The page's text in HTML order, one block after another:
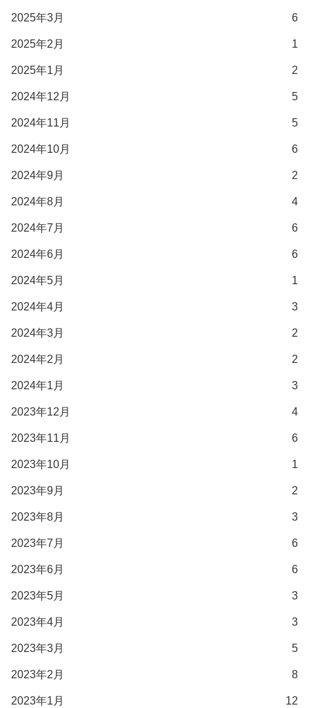
2025年3月 6
2025年2月 1
2025年1月 2
2024年12月 5
2024年11月 5
2024年10月 6
2024年9月 2
2024年8月 4
2024年7月 6
2024年6月 6
2024年5月 1
2024年4月 3
2024年3月 2
2024年2月 2
2024年1月 3
2023年12月 4
2023年11月 6
2023年10月 1
2023年9月 2
2023年8月 3
2023年7月 6
2023年6月 6
2023年5月 3
2023年4月 3
2023年3月 5
2023年2月 8
2023年1月 12